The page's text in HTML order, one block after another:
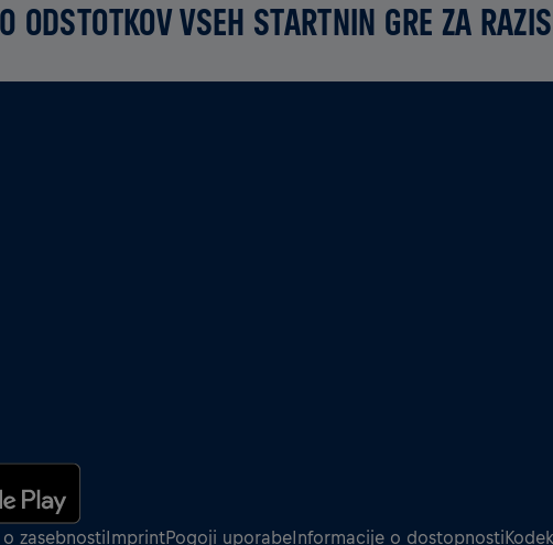
ODSTOTKOV VSEH STARTNIN GRE ZA
zasebnostiImprintPogoji uporabeInformacije o dostopnosti